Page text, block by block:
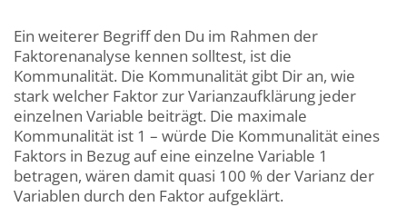
Ein weiterer Begriff den Du im Rahmen der
Faktorenanalyse kennen solltest, ist die
Kommunalität. Die Kommunalität gibt Dir an, wie
stark welcher Faktor zur Varianzaufklärung jeder
einzelnen Variable beiträgt. Die maximale
Kommunalität ist 1 – würde Die Kommunalität eines
Faktors in Bezug auf eine einzelne Variable 1
betragen, wären damit quasi 100 % der Varianz der
Variablen durch den Faktor aufgeklärt.